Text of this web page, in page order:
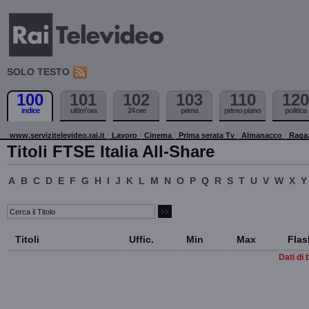
SOLO TESTO
100
indice
101
ultim'ora
102
24 ore
103
prima
110
primo piano
120
politica
www.servizitelevideo.rai.it Lavoro Cinema Prima serata Tv Almanacco
Titoli FTSE Italia All-Share
A B C D E F G H I J K L M N O P Q R S T U V W X Y
Titoli Uffic. Min Max
Dati di